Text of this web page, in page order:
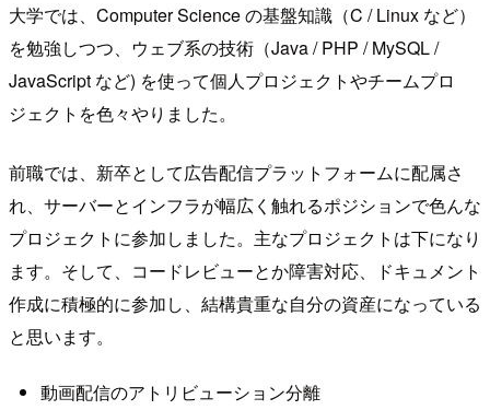
大学では、Computer Science の基盤知識（C / Linux など）
を勉強しつつ、ウェブ系の技術（Java / PHP / MySQL /
JavaScript など) を使って個人プロジェクトやチームプロ
ジェクトを色々やりました。
前職では、新卒として広告配信プラットフォームに配属さ
れ、サーバーとインフラが幅広く触れるポジションで色んな
プロジェクトに参加しました。主なプロジェクトは下になり
ます。そして、コードレビューとか障害対応、ドキュメント
作成に積極的に参加し、結構貴重な自分の資産になっている
と思います。
動画配信のアトリビューション分離